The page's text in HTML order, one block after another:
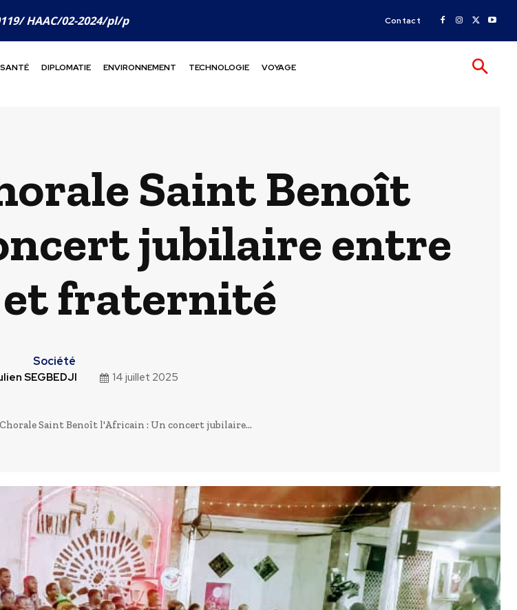
HAAC/02-2024/pl/p Contact
SANTÉ DIPLOMATIE ENVIRONNEMENT TECHNOLOGIE VOYAGE
Saint Benoît
jubilaire entre
fraternité
Société
SEGBEDJI 14 juillet 2025
Chorale Saint Benoît l'Africain : Un concert jubilaire...